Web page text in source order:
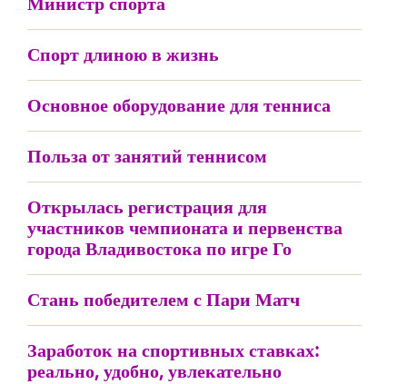
Спорт длиною в жизнь
Основное оборудование для тенниса
Польза от занятий теннисом
Открылась регистрация для
участников чемпионата и первенства
города Владивостока по игре Го
Стань победителем с Пари Матч
Заработок на спортивных ставках:
реально, удобно, увлекательно